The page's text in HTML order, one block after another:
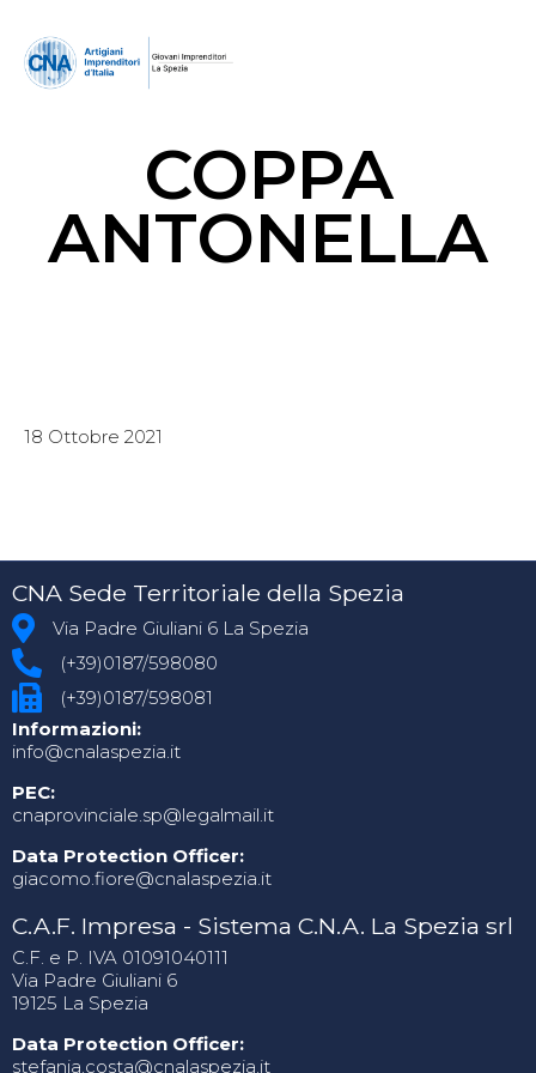
COPPA
ANTONELLA
18 Ottobre 2021
CNA Sede Territoriale della Spezia
Via Padre Giuliani 6 La Spezia
(+39)0187/598080
(+39)0187/598081
Informazioni:
info@cnalaspezia.it
PEC:
cnaprovinciale.sp@legalmail.it
Data Protection Officer:
giacomo.fiore@cnalaspezia.it
C.A.F. Impresa - Sistema C.N.A. La Spezia srl
C.F. e P. IVA 01091040111
Via Padre Giuliani 6
19125 La Spezia
Data Protection Officer:
stefania.costa@cnalaspezia.it